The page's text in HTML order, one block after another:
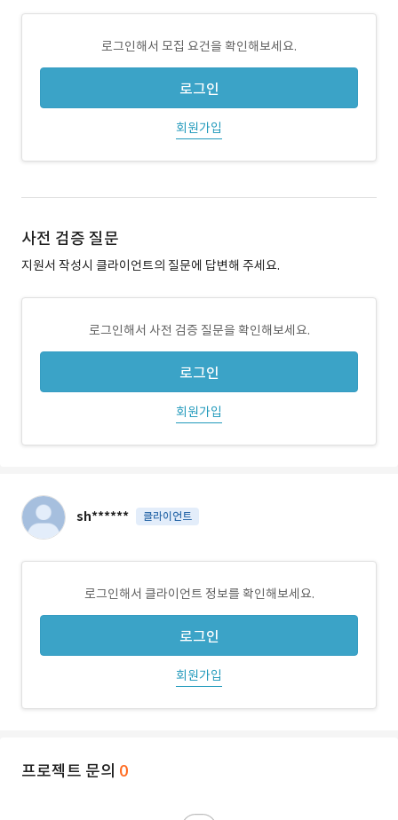
로그인해서 모집 요건을 확인해보세요.
로그인
회원가입
사전 검증 질문
지원서 작성시 클라이언트의 질문에 답변해 주세요.
로그인해서 사전 검증 질문을 확인해보세요.
로그인
회원가입
sh****** 클라이언트
로그인해서 클라이언트 정보를 확인해보세요.
로그인
회원가입
프로젝트 문의 0